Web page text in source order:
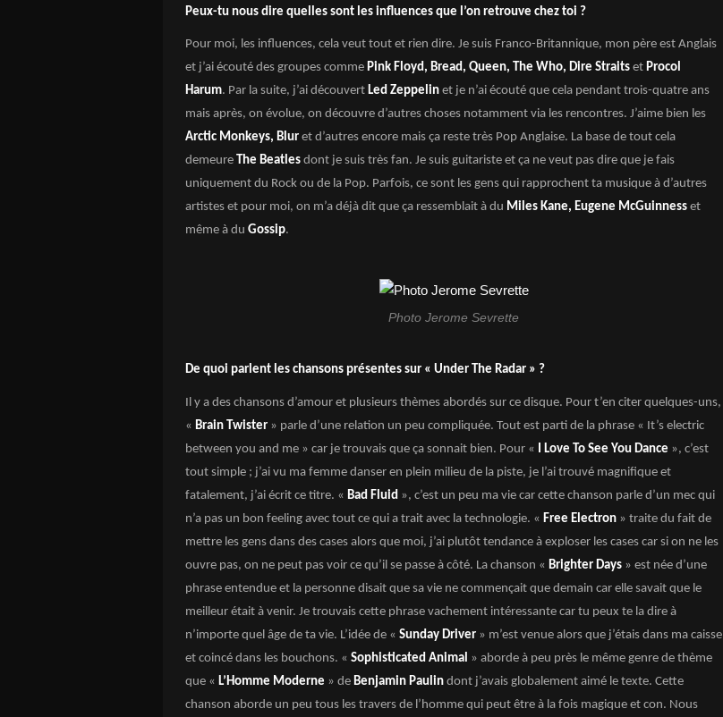
Peux-tu nous dire quelles sont les influences que l’on retrouve chez toi ?
Pour moi, les influences, cela veut tout et rien dire. Je suis Franco-Britannique, mon père est Anglais
et j’ai écouté des groupes comme Pink Floyd, Bread, Queen, The Who, Dire Straits et Procol
Harum. Par la suite, j’ai découvert Led Zeppelin et je n’ai écouté que cela pendant trois-quatre ans
mais après, on évolue, on découvre d’autres choses notamment via les rencontres. J’aime bien les
Arctic Monkeys, Blur et d’autres encore mais ça reste très Pop Anglaise. La base de tout cela
demeure The Beatles dont je suis très fan. Je suis guitariste et ça ne veut pas dire que je fais
uniquement du Rock ou de la Pop. Parfois, ce sont les gens qui rapprochent ta musique à d’autres
artistes et pour moi, on m’a déjà dit que ça ressemblait à du Miles Kane, Eugene McGuinness et
même à du Gossip.
Photo Jerome Sevrette
De quoi parlent les chansons présentes sur « Under The Radar » ?
Il y a des chansons d’amour et plusieurs thèmes abordés sur ce disque. Pour t’en citer quelques-uns,
« Brain Twister » parle d’une relation un peu compliquée. Tout est parti de la phrase « It’s electric
between you and me » car je trouvais que ça sonnait bien. Pour «
I Love To See You Dance », c’est
tout simple ; j’ai vu ma femme danser en plein milieu de la piste, je l’ai trouvé magnifique et
fatalement, j’ai écrit ce titre. « Bad Fluid », c’est un peu ma vie car cette chanson parle d’un mec qui
n’a pas un bon feeling avec tout ce qui a trait avec la technologie. « Free Electron » traite du fait de
mettre les gens dans des cases alors que moi, j’ai plutôt tendance à exploser les cases car si on ne les
ouvre pas, on ne peut pas voir ce qu’il se passe à côté. La chanson « Brighter Days » est née d’une
phrase entendue et la personne disait que sa vie ne commençait que demain car elle savait que le
meilleur était à venir. Je trouvais cette phrase vachement intéressante car tu peux te la dire à
n’importe quel âge de ta vie. L’idée de « Sunday Driver » m’est venue alors que j’étais dans ma caisse
et coincé dans les bouchons. « Sophisticated Animal » aborde à peu près le même genre de thème
que « L’Homme Moderne » de Benjamin Paulin dont j’avais globalement aimé le texte. Cette
chanson aborde un peu tous les travers de l’homme qui peut être à la fois magique et con. Nous